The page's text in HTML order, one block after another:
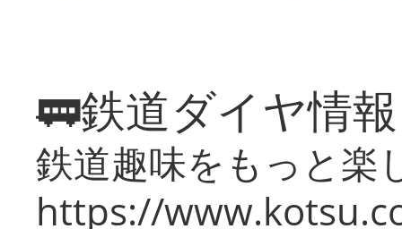
🚃鉄道ダイヤ情
鉄道趣味をもっと楽
https://